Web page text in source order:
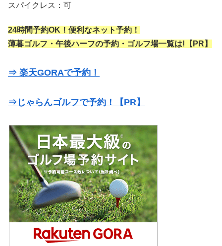
スパイクレス：可
24時間予約OK！便利なネット予約！
薄暮ゴルフ・午後ハーフの予約・ゴルフ場一覧は!【PR】
⇒ 楽天GORAで予約！
⇒じゃらんゴルフで予約！【PR】